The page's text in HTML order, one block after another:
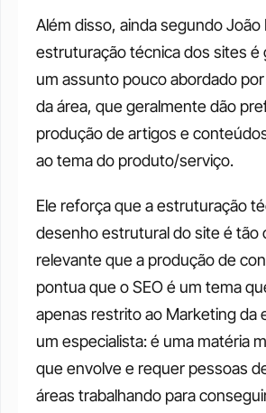
Além disso, ainda segundo João
estruturação técnica dos sites é
um assunto pouco abordado
da área, que geralmente dão
produção de artigos e
ao tema do produto/serviço.
Ele reforça que a estruturação
desenho estrutural do site é tão
relevante que a produção de
pontua que o SEO é um tema
apenas restrito ao Marketing da
um especialista: é uma matéria
que envolve e requer pessoas
áreas trabalhando para